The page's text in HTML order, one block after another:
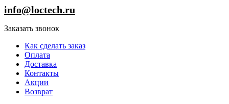
info@loctech.ru
Заказать звонок
Как сделать заказ
Оплата
Доставка
Контакты
Акции
Возврат